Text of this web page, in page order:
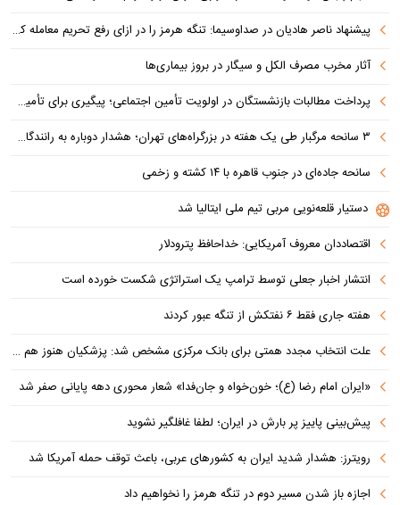
پیشنهاد ناصر هادیان در صداوسیما: تنگه هرمز را در ازای رفع تحریم معامله کنیم
آثار مخرب مصرف الکل و سیگار در بروز بیماری‌ها
پرداخت مطالبات بازنشستگان در اولویت تأمین اجتماعی؛ پیگیری برای تأمین منابع ادامه دارد
۳ سانحه مرگبار طی یک هفته در بزرگراه‌های تهران؛ هشدار دوباره به رانندگان و عابران
سانحه جاده‌ای در جنوب قاهره با ۱۴ کشته و زخمی
دستیار قلعه‌نویی مربی تیم ملی ایتالیا شد
اقتصاددان معروف آمریکایی: خداحافظ پترودلار
انتشار اخبار جعلی توسط ترامپ یک استراتژی شکست خورده است
هفته جاری فقط ۶ نفتکش از تنگه عبور کردند
علت انتخاب مجدد همتی برای بانک مرکزی مشخص شد: پزشکیان هنوز هم متوجه نشده است چرا همتی استیضاح شد!
«ایران امام رضا (ع)؛ خون‌خواه و جان‌فدا» شعار محوری دهه پایانی صفر شد
پیش‌بینی پاییز پر بارش در ایران؛ لطفا غافلگیر نشوید
رویترز: هشدار شدید ایران به کشورهای عربی، باعث توقف حمله آمریکا شد
اجازه باز شدن مسیر دوم در تنگه هرمز را نخواهیم داد